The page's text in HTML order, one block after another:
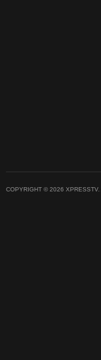
COPYRIGHT © 2026 XPRESSTV.